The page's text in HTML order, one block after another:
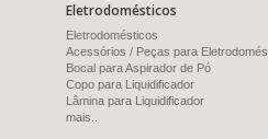
Eletrodomésticos
Eletrodomésticos
Acessórios / Peças para
Bocal para Aspirador de Pó
Copo para Liquidificador
Lâmina para Liquidificador
mais..